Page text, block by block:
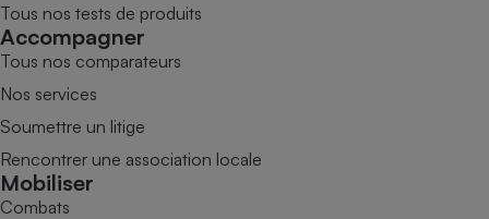
Tous nos tests de produits
Accompagner
Tous nos comparateurs
Nos services
Soumettre un litige
Rencontrer une association locale
Mobiliser
Combats